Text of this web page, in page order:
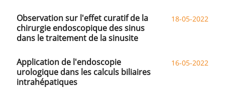
18-05-2022
Observation sur l'effet curatif de la
chirurgie endoscopique des sinus
dans le traitement de la sinusite
16-05-2022
Application de l'endoscopie
urologique dans les calculs biliaires
intrahépatiques